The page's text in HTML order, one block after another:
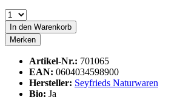
In den Warenkorb
Merken
Artikel-Nr.: 701065
EAN: 0604034598900
Hersteller: Seyfrieds Naturwaren
Bio: Ja